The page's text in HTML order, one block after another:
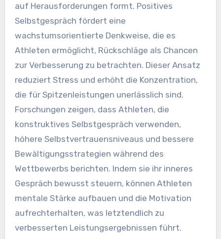
auf Herausforderungen formt. Positives
Selbstgespräch fördert eine
wachstumsorientierte Denkweise, die es
Athleten ermöglicht, Rückschläge als Chancen
zur Verbesserung zu betrachten. Dieser Ansatz
reduziert Stress und erhöht die Konzentration,
die für Spitzenleistungen unerlässlich sind.
Forschungen zeigen, dass Athleten, die
konstruktives Selbstgespräch verwenden,
höhere Selbstvertrauensniveaus und bessere
Bewältigungsstrategien während des
Wettbewerbs berichten. Indem sie ihr inneres
Gespräch bewusst steuern, können Athleten
mentale Stärke aufbauen und die Motivation
aufrechterhalten, was letztendlich zu
verbesserten Leistungsergebnissen führt.